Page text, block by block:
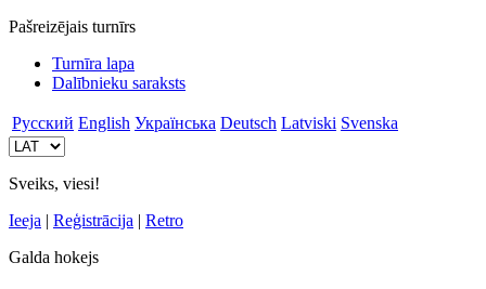
Pašreizējais turnīrs
Turnīra lapa
Dalībnieku saraksts
Русский English Українська Deutsch Latviski Svenska
Sveiks, viesi!
Ieeja | Reģistrācija | Retro
Galda hokejs